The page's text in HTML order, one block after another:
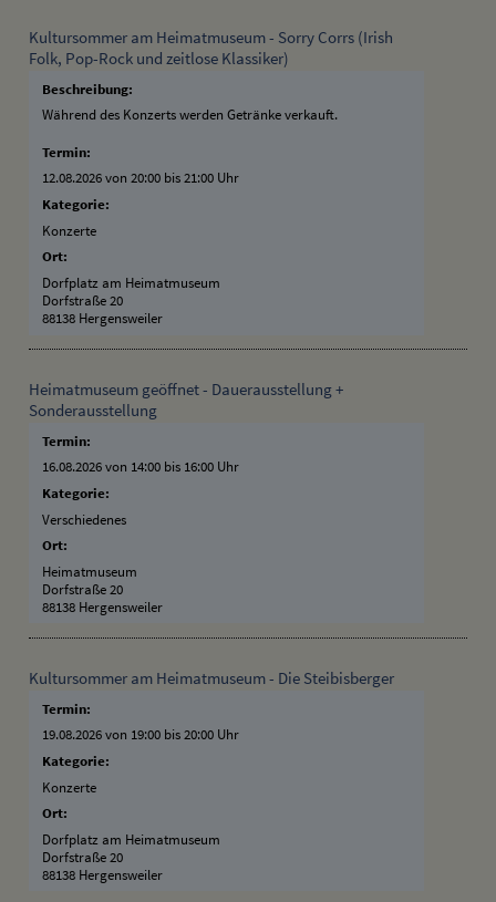
Kultursommer am Heimatmuseum - Sorry Corrs (Irish
Folk, Pop-Rock und zeitlose Klassiker)
Beschreibung:
Während des Konzerts werden Getränke verkauft.
Termin:
12.08.2026 von 20:00 bis 21:00 Uhr
Kategorie:
Konzerte
Ort:
Dorfplatz am Heimatmuseum
Dorfstraße 20
88138 Hergensweiler
Heimatmuseum geöffnet - Dauerausstellung +
Sonderausstellung
Termin:
16.08.2026 von 14:00 bis 16:00 Uhr
Kategorie:
Verschiedenes
Ort:
Heimatmuseum
Dorfstraße 20
88138 Hergensweiler
Kultursommer am Heimatmuseum - Die Steibisberger
Termin:
19.08.2026 von 19:00 bis 20:00 Uhr
Kategorie:
Konzerte
Ort:
Dorfplatz am Heimatmuseum
Dorfstraße 20
88138 Hergensweiler